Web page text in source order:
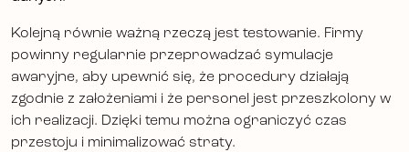
Kolejną równie ważną rzeczą jest testowanie. Firmy
powinny regularnie przeprowadzać symulacje
awaryjne, aby upewnić się, że procedury działają
zgodnie z założeniami i że personel jest przeszkolony w
ich realizacji. Dzięki temu można ograniczyć czas
przestoju i minimalizować straty.